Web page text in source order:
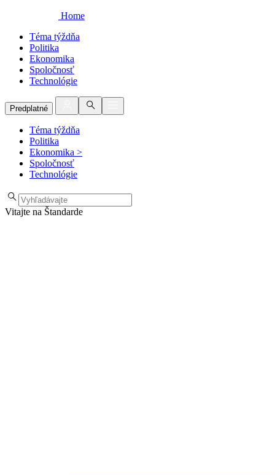
Home
Téma týždňa
Politika
Ekonomika
Spoločnosť
Technológie
Predplatné
Téma týždňa
Politika
Ekonomika >
Spoločnosť
Technológie
Vitajte na Štandarde